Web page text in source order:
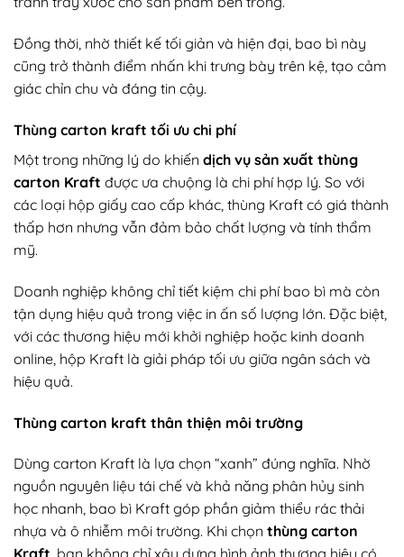
Đồng thời, nhờ thiết kế tối giản và hiện đại, bao bì này
cũng trở thành điểm nhấn khi trưng bày trên kệ, tạo cảm
giác chỉn chu và đáng tin cậy.
Thùng carton kraft tối ưu chi phí
Một trong những lý do khiến dịch vụ sản xuất thùng
carton Kraft được ưa chuộng là chi phí hợp lý. So với
các loại hộp giấy cao cấp khác, thùng Kraft có giá thành
thấp hơn nhưng vẫn đảm bảo chất lượng và tính thẩm
mỹ.
Doanh nghiệp không chỉ tiết kiệm chi phí bao bì mà còn
tận dụng hiệu quả trong việc in ấn số lượng lớn. Đặc biệt,
với các thương hiệu mới khởi nghiệp hoặc kinh doanh
online, hộp Kraft là giải pháp tối ưu giữa ngân sách và
hiệu quả.
Thùng carton kraft thân thiện môi trường
Dùng carton Kraft là lựa chọn “xanh” đúng nghĩa. Nhờ
nguồn nguyên liệu tái chế và khả năng phân hủy sinh
học nhanh, bao bì Kraft góp phần giảm thiểu rác thải
nhựa và ô nhiễm môi trường. Khi chọn thùng carton